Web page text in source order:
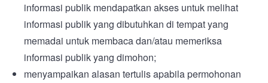
informasi publik mendapatkan akses untuk melihat
informasi publik yang dibutuhkan di tempat yang
memadai untuk membaca dan/atau memeriksa
informasi publik yang dimohon;
menyampaikan alasan tertulis apabila permohonan